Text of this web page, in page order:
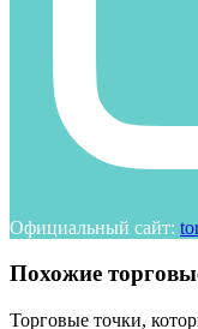
Официальный сайт:
Похожие
Торговые точки,